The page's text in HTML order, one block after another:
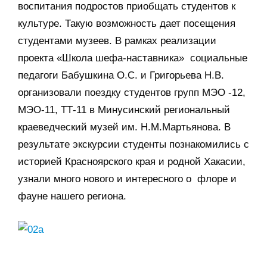
воспитания подростов приобщать студентов к
культуре. Такую возможность дает посещения
студентами музеев. В рамках реализации
проекта «Школа шефа-наставника» социальные
педагоги Бабушкина О.С. и Григорьева Н.В.
организовали поездку студентов групп МЭО -12,
МЭО-11, ТТ-11 в Минусинский региональный
краеведческий музей им. Н.М.Мартьянова. В
результате экскурсии студенты познакомились с
историей Красноярского края и родной Хакасии,
узнали много нового и интересного о флоре и
фауне нашего региона.